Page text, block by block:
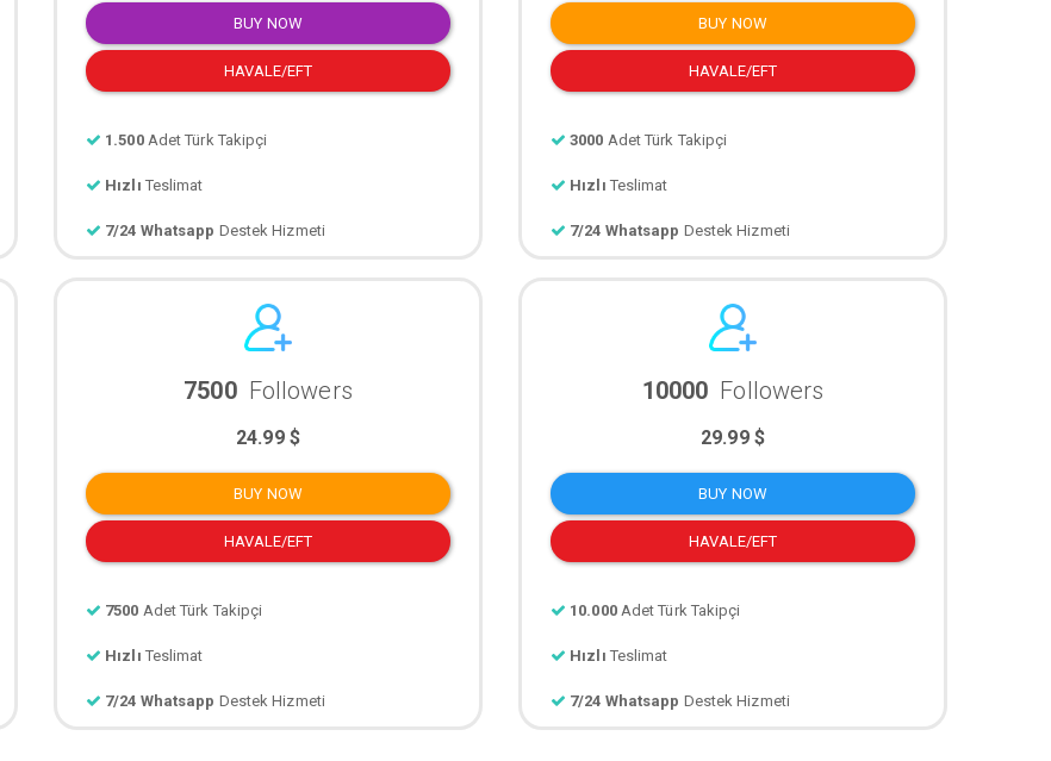
BUY NOW
HAVALE/EFT
1.500 Adet Türk Takipçi
Hızlı Teslimat
7/24 Whatsapp Destek Hizmeti
BUY NOW
HAVALE/EFT
3000 Adet Türk Takipçi
Hızlı Teslimat
7/24 Whatsapp Destek Hizmeti
7500 Followers
24.99 $
BUY NOW
HAVALE/EFT
7500 Adet Türk Takipçi
Hızlı Teslimat
7/24 Whatsapp Destek Hizmeti
10000 Followers
29.99 $
BUY NOW
HAVALE/EFT
10.000 Adet Türk Takipçi
Hızlı Teslimat
7/24 Whatsapp Destek Hizmeti